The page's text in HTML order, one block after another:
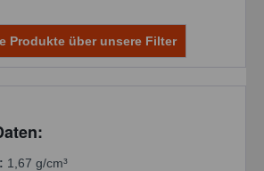
Produkte über unsere Filter
1,67 g/cm³